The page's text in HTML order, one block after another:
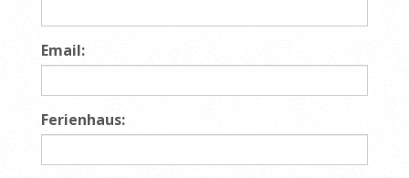
Email:
Ferienhaus: